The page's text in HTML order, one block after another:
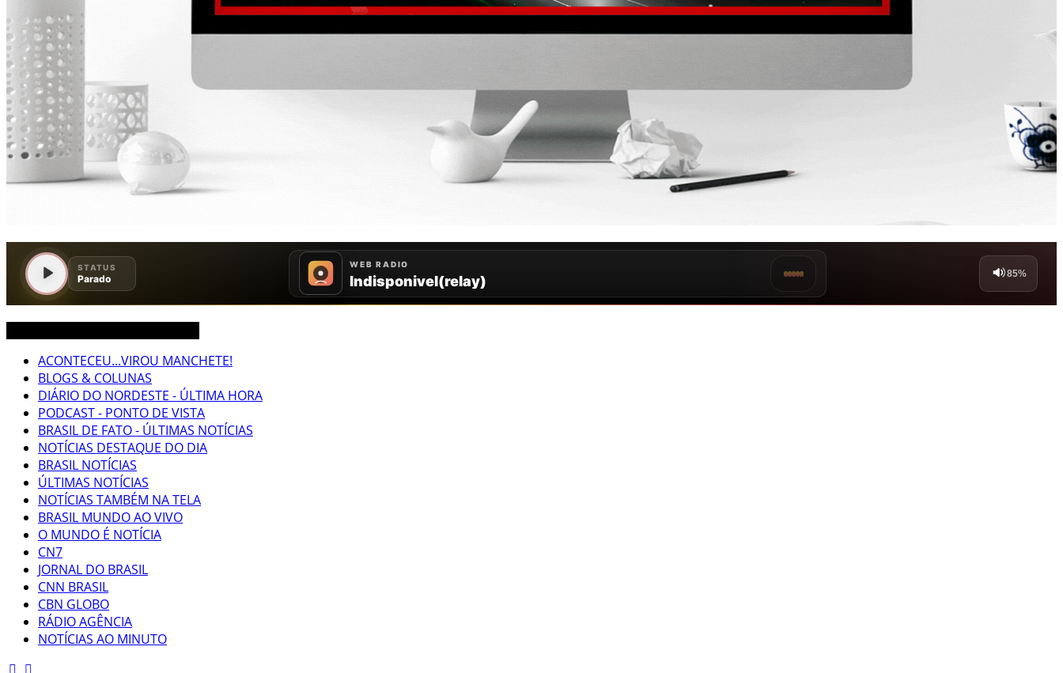
ACONTECEU...VIROU MANCHETE!
BLOGS & COLUNAS
DIÁRIO DO NORDESTE - ÚLTIMA HORA
PODCAST - PONTO DE VISTA
BRASIL DE FATO - ÚLTIMAS NOTÍCIAS
NOTÍCIAS DESTAQUE DO DIA
BRASIL NOTÍCIAS
ÚLTIMAS NOTÍCIAS
NOTÍCIAS TAMBÉM NA TELA
BRASIL MUNDO AO VIVO
O MUNDO É NOTÍCIA
CN7
JORNAL DO BRASIL
CNN BRASIL
CBN GLOBO
RÁDIO AGÊNCIA
NOTÍCIAS AO MINUTO